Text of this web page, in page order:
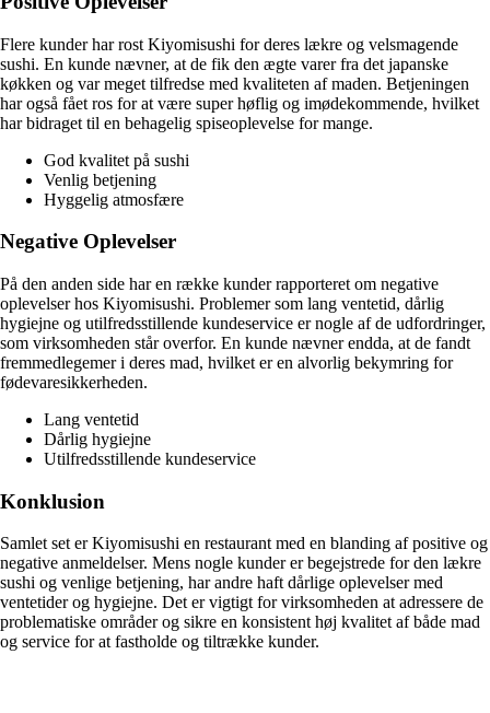
Flere kunder har rost Kiyomisushi for deres lækre og velsmagende
sushi. En kunde nævner, at de fik den ægte varer fra det japanske
køkken og var meget tilfredse med kvaliteten af maden. Betjeningen
har også fået ros for at være super høflig og imødekommende, hvilket
har bidraget til en behagelig spiseoplevelse for mange.
God kvalitet på sushi
Venlig betjening
Hyggelig atmosfære
Negative Oplevelser
På den anden side har en række kunder rapporteret om negative
oplevelser hos Kiyomisushi. Problemer som lang ventetid, dårlig
hygiejne og utilfredsstillende kundeservice er nogle af de udfordringer,
som virksomheden står overfor. En kunde nævner endda, at de fandt
fremmedlegemer i deres mad, hvilket er en alvorlig bekymring for
fødevaresikkerheden.
Lang ventetid
Dårlig hygiejne
Utilfredsstillende kundeservice
Konklusion
Samlet set er Kiyomisushi en restaurant med en blanding af positive og
negative anmeldelser. Mens nogle kunder er begejstrede for den lækre
sushi og venlige betjening, har andre haft dårlige oplevelser med
ventetider og hygiejne. Det er vigtigt for virksomheden at adressere de
problematiske områder og sikre en konsistent høj kvalitet af både mad
og service for at fastholde og tiltrække kunder.